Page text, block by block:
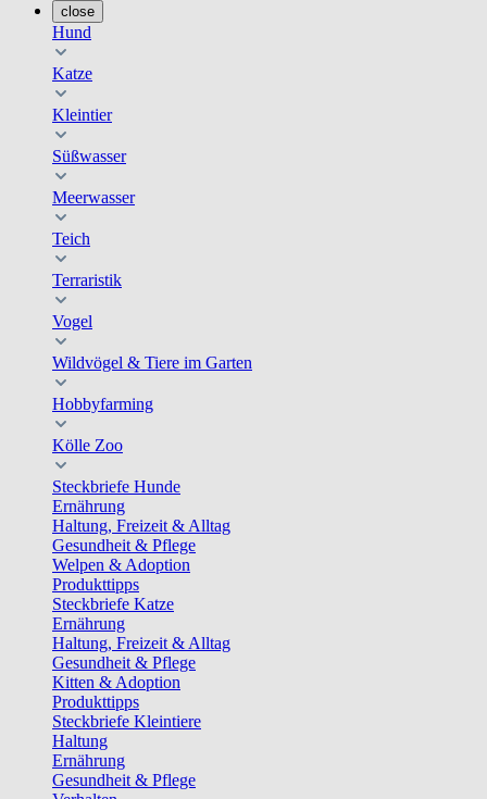
close
Hund
Katze
Kleintier
Süßwasser
Meerwasser
Teich
Terraristik
Vogel
Wildvögel & Tiere im Garten
Hobbyfarming
Kölle Zoo
Steckbriefe Hunde
Ernährung
Haltung, Freizeit & Alltag
Gesundheit & Pflege
Welpen & Adoption
Produkttipps
Steckbriefe Katze
Ernährung
Haltung, Freizeit & Alltag
Gesundheit & Pflege
Kitten & Adoption
Produkttipps
Steckbriefe Kleintiere
Haltung
Ernährung
Gesundheit & Pflege